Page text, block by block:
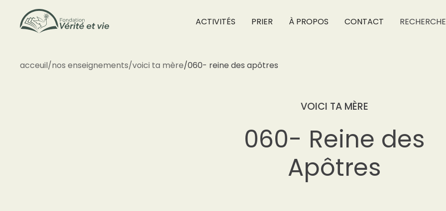
ACTIVITÉS PRIER À PROPOS CONTACT
acceuil/nos enseignements/voici ta mère/060- reine des apôtres
VOICI TA MÈRE
060- Reine des
Apôtres